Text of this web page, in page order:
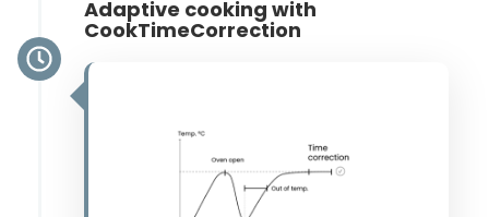
Adaptive cooking with
CookTimeCorrection